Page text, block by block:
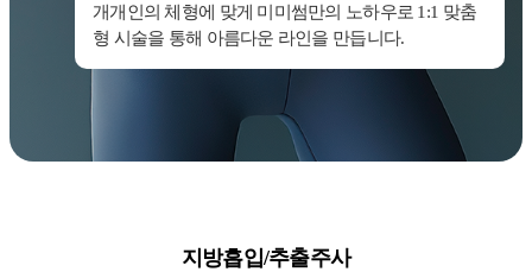
개개인의 체형에 맞게 미미썸만의 노하우로 1:1 맞춤
형 시술을 통해 아름다운 라인을 만듭니다.
지방흡입/추출주사